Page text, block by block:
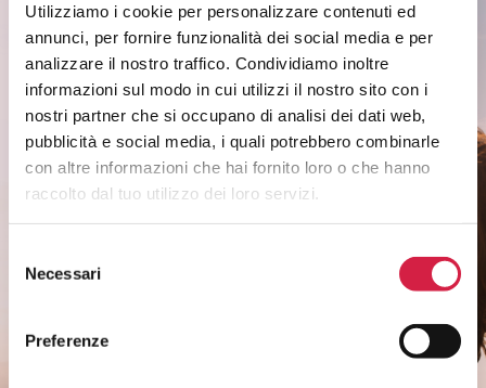
Utilizziamo i cookie per personalizzare contenuti ed
annunci, per fornire funzionalità dei social media e per
analizzare il nostro traffico. Condividiamo inoltre
informazioni sul modo in cui utilizzi il nostro sito con i
nostri partner che si occupano di analisi dei dati web,
pubblicità e social media, i quali potrebbero combinarle
con altre informazioni che hai fornito loro o che hanno
raccolto dal tuo utilizzo dei loro servizi.
delNecessari
Preferenze
ISCRIVITI ALLA NEWSLETTER
Scopri come partecipare alle iniziative degli
ospedali Bollino Rosa.
Rimani informato sui temi di salute di
genere.
Non perderti i riconoscimenti agli ospedali e
ai servizi.
CLICCA QUI